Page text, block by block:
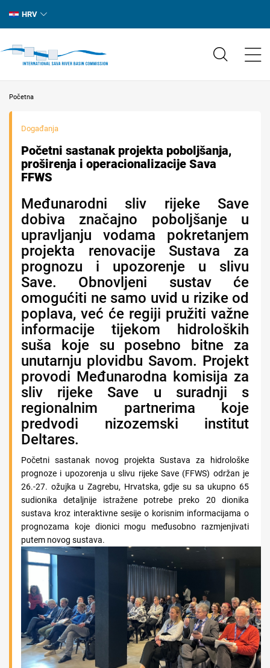
HRV
Početna
Događanja
Početni sastanak projekta poboljšanja,
proširenja i operacionalizacije Sava
FFWS
Međunarodni sliv rijeke Save
dobiva značajno poboljšanje u
upravljanju vodama pokretanjem
projekta renovacije Sustava za
prognozu i upozorenje u slivu
Save. Obnovljeni sustav će
omogućiti ne samo uvid u rizike od
poplava, već će regiji pružiti važne
informacije tijekom hidroloških
suša koje su posebno bitne za
unutarnju plovidbu Savom. Projekt
provodi Međunarodna komisija za
sliv rijeke Save u suradnji s
regionalnim partnerima koje
predvodi nizozemski institut
Deltares.
Početni sastanak novog projekta Sustava za hidrološke
prognoze i upozorenja u slivu rijeke Save (FFWS) održan je
26.-27. ožujka u Zagrebu, Hrvatska, gdje su sa ukupno 65
sudionika detaljnije istražene potrebe preko 20 dionika
sustava kroz interaktivne sesije o korisnim informacijama o
prognozama koje dionici mogu međusobno razmjenjivati
putem novog sustava.